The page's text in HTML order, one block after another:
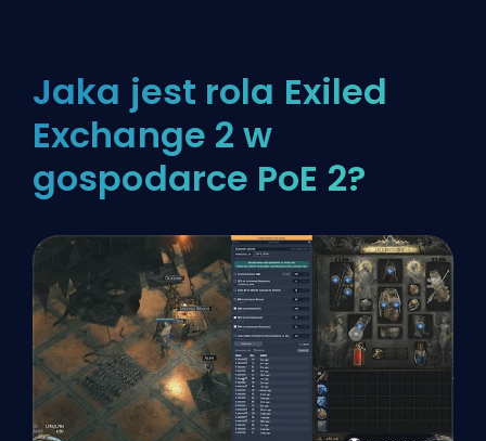
Jaka jest rola Exiled
Exchange 2 w
gospodarce PoE 2?